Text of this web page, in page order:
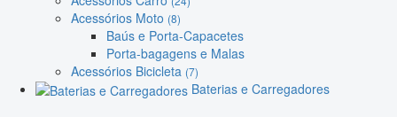
Acessórios Moto (8)
Baús e Porta-Capacetes
Porta-bagagens e Malas
Acessórios Bicicleta (7)
Baterias e Carregadores